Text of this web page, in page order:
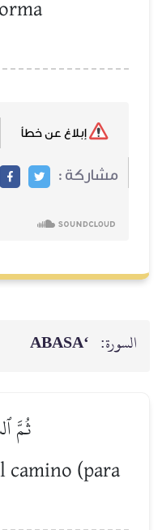
مشاركة :
السورة: ‘ABASA
ثُمَّ
camino (para